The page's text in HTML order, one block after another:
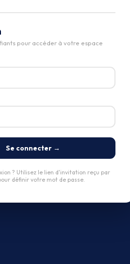
pour accéder à votre espace
Se connecter →
? Utilisez le lien d'invitation reçu par
définir votre mot de passe.